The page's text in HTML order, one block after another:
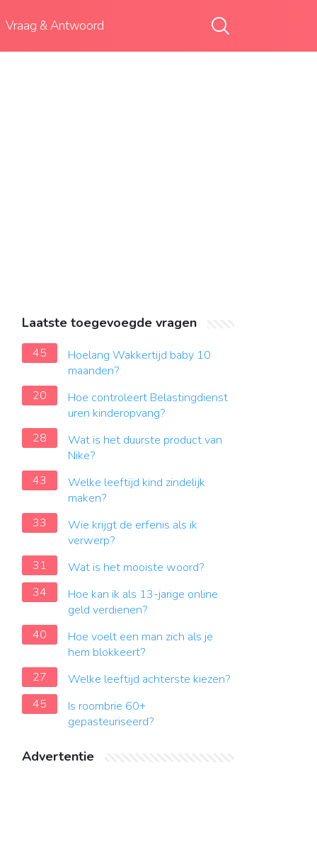
Vraag & Antwoord
Laatste toegevoegde vragen
45
Hoelang Wakkertijd baby 10
maanden?
20
Hoe controleert Belastingdienst
uren kinderopvang?
28
Wat is het duurste product van
Nike?
43
Welke leeftijd kind zindelijk
maken?
33
Wie krijgt de erfenis als ik
verwerp?
31
Wat is het mooiste woord?
34
Hoe kan ik als 13-jarige online
geld verdienen?
40
Hoe voelt een man zich als je
hem blokkeert?
27
Welke leeftijd achterste kiezen?
45
Is roombrie 60+
gepasteuriseerd?
Advertentie